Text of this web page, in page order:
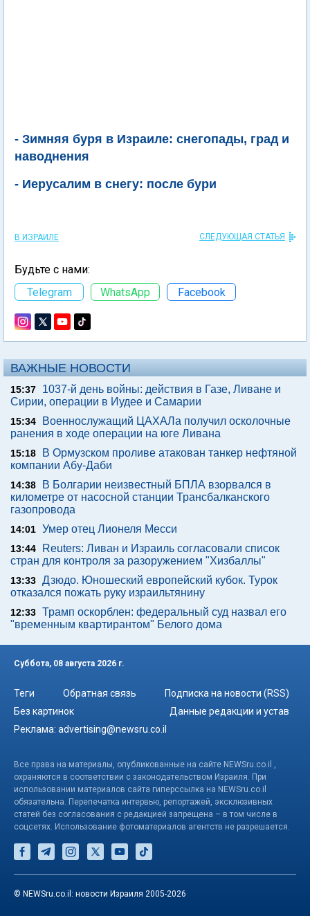
- Зимняя буря в Израиле: снегопады, град и
наводнения
- Иерусалим в снегу: после бури
В ИЗРАИЛЕ СЛЕДУЮЩАЯ СТАТЬЯ
Будьте с нами:
Telegram
WhatsApp Facebook
ВАЖНЫЕ НОВОСТИ
15:37
1037-й день войны: действия в Газе, Ливане и
Сирии, операции в Иудее и Самарии
15:34
Военнослужащий ЦАХАЛа получил осколочные
ранения в ходе операции на юге Ливана
15:18
В Ормузском проливе атакован танкер нефтяной
компании Абу-Даби
14:38
В Болгарии неизвестный БПЛА взорвался в
километре от насосной станции Трансбалканского
газопровода
14:01 Умер отец Лионеля Месси
13:44
Reuters: Ливан и Израиль согласовали список
стран для контроля за разоружением "Хизбаллы"
13:33 Дзюдо. Юношеский европейский кубок. Турок
отказался пожать руку израильтянину
12:33 Трамп оскорблен: федеральный суд назвал его
"временным квартирантом" Белого дома
Суббота, 08 августа 2026 г.
Теги Обратная связь
Подписка на новости (RSS)
Без картинок
Данные редакции и устав
Реклама: advertising@newsru.co.il
Все права на материалы, опубликованные на сайте NEWSru.co.il ,
охраняются в соответствии с законодательством Израиля. При
использовании материалов сайта гиперссылка на NEWSru.co.il
обязательна. Перепечатка интервью, репортажей, эксклюзивных
статей без согласования с редакцией запрещена – в том числе в
соцсетях. Использование фотоматериалов агентств не разрешается.
© NEWSru.co.il: новости Израиля 2005-2026